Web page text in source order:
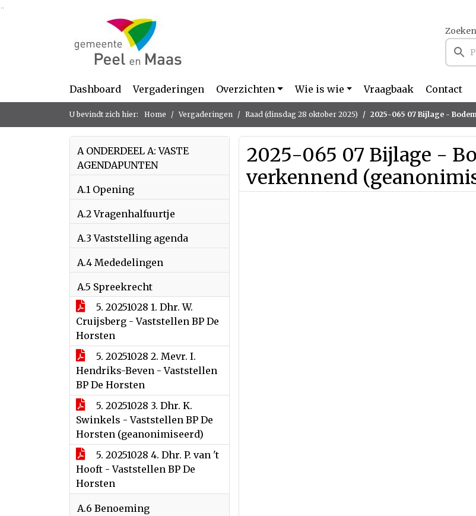
Ga naar de inhoud van deze pagina
Zoeken
Dashboard Vergaderingen Overzichten Wie is wie Vraagbaak Contact
U bevindt zich hier: Home Vergaderingen Raad (dinsdag 28 oktober 2025) 2025-065 07 Bijlage -
A ONDERDEEL A: VASTE
AGENDAPUNTEN
A.1 Opening
A.2 Vragenhalfuurtje
A.3 Vaststelling agenda
A.4 Mededelingen
A.5 Spreekrecht
5. 20251028 1. Dhr. W.
Cruijsberg - Vaststellen BP De
Horsten
5. 20251028 2. Mevr. I.
Hendriks-Beven - Vaststellen
BP De Horsten
5. 20251028 3. Dhr. K.
Swinkels - Vaststellen BP De
Horsten (geanonimiseerd)
5. 20251028 4. Dhr. P. van 't
Hooft - Vaststellen BP De
Horsten
A.6 Benoeming
2025-065 07 Bijlage -
verkennend